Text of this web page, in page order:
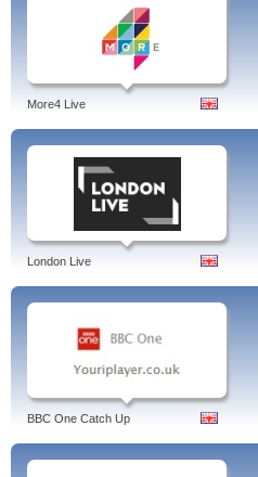
More4 Live
London Live
BBC One Catch Up